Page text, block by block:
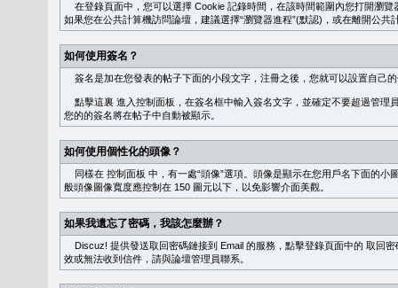
在登錄頁面中，您可以選擇 Cookie 記錄時間，在該時間範圍內您打開瀏
如果您在公共計算機訪問論壇，建議選擇“瀏覽器進程”(默認)，或在離開公共
如何使用簽名？
簽名是加在您發表的帖子下面的小段文字，注冊之後，您就可以設置自己
點擊這裏 進入控制面板，在簽名框中輸入簽名文字，並確定不要超過管
您的的簽名將在帖子中自動被顯示。
如何使用個性化的頭像？
同樣在 控制面板 中，有一處“頭像”選項。頭像是顯示在您用戶名下面的
般頭像圖像寬度應控制在 150 圖元以下，以免影響介面美觀。
如果我遺忘了密碼，我該怎麼辦？
Discuz! 提供發送取回密碼鏈接到 Email 的服務，點擊登錄頁面中的 取回密
效或無法收到信件，請與論壇管理員聯系。